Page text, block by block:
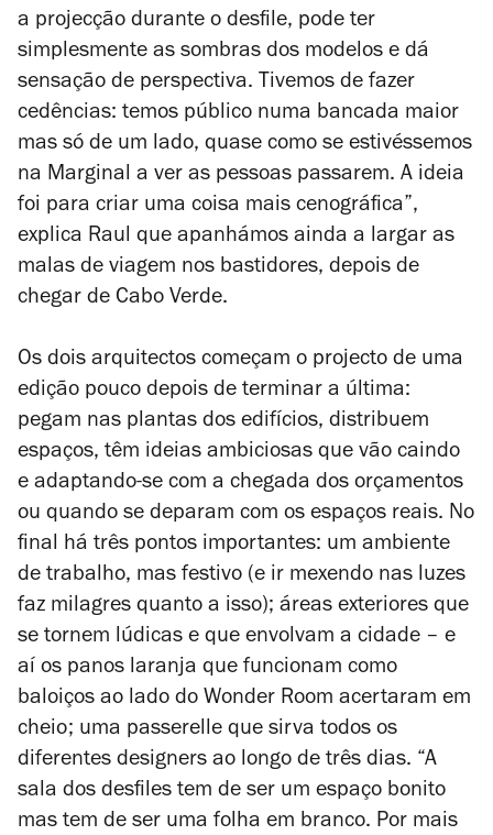
a projecção durante o desfile, pode ter
simplesmente as sombras dos modelos e dá
sensação de perspectiva. Tivemos de fazer
cedências: temos público numa bancada maior
mas só de um lado, quase como se estivéssemos
na Marginal a ver as pessoas passarem. A ideia
foi para criar uma coisa mais cenográfica”,
explica Raul que apanhámos ainda a largar as
malas de viagem nos bastidores, depois de
chegar de Cabo Verde.
Os dois arquitectos começam o projecto de uma
edição pouco depois de terminar a última:
pegam nas plantas dos edifícios, distribuem
espaços, têm ideias ambiciosas que vão caindo
e adaptando-se com a chegada dos orçamentos
ou quando se deparam com os espaços reais. No
final há três pontos importantes: um ambiente
de trabalho, mas festivo (e ir mexendo nas luzes
faz milagres quanto a isso); áreas exteriores que
se tornem lúdicas e que envolvam a cidade – e
aí os panos laranja que funcionam como
baloiços ao lado do Wonder Room acertaram em
cheio; uma passerelle que sirva todos os
diferentes designers ao longo de três dias. “A
sala dos desfiles tem de ser um espaço bonito
mas tem de ser uma folha em branco. Por mais